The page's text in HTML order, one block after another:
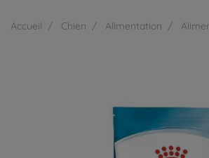
Accueil Chien Alimentation